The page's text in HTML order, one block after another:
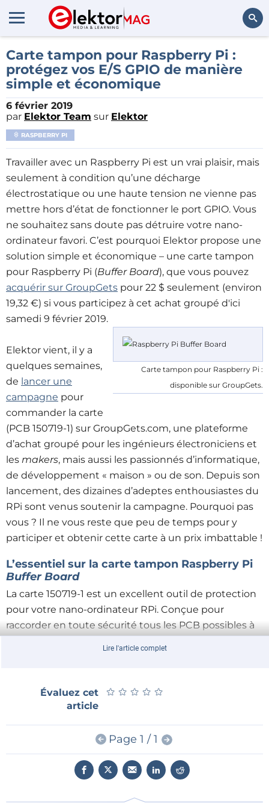
Rechercher
Carte tampon pour Raspberry Pi :
protégez vos E/S GPIO de manière
simple et économique
6 février 2019
par Elektor Team sur Elektor
RASPBERRY PI
Travailler avec un Raspberry Pi est un vrai plaisir, mais
seulement à condition qu’une décharge
électrostatique ou une haute tension ne vienne pas
mettre hors d’état de fonctionner le port GPIO. Vous
ne souhaitez sans doute pas détruire votre nano-
ordinateur favori. C’est pourquoi Elektor propose une
solution simple et économique – une carte tampon
pour Raspberry Pi (Buffer Board), que vous pouvez
acquérir sur GroupGets pour 22 $ seulement (environ
19,32 €) si vous participez à cet achat groupé d'ici
samedi 9 février 2019.
Carte tampon pour Raspberry Pi :
disponible sur GroupGets.
Elektor vient, il y a
quelques semaines,
de lancer une
campagne pour
commander la carte
(PCB 150719-1) sur GroupGets.com, une plateforme
d’achat groupé pour les ingénieurs électroniciens et
les makers, mais aussi les passionnés d’informatique,
de développement « maison » ou de son. Depuis son
lancement, des dizaines d’adeptes enthousiastes du
RPi sont venus soutenir la campagne. Pourquoi pas
vous ? Il ne vous reste que peu de temps pour y
participer et obtenir cette carte à un prix imbattable !
L’essentiel sur la carte tampon Raspberry Pi
Buffer Board
La carte 150719-1 est un excellent outil de protection
pour votre nano-ordinateur RPi. Conçue pour
raccorder en toute sécurité tous les PCB possibles à
de la carte :
GPIO du Raspberry Pi
Protection contre les décharges
Lire l'article complet
Évaluez cet
article
★ ★ ★ ★ ★
★ ★ ★ ★ ★
Page 1 / 1